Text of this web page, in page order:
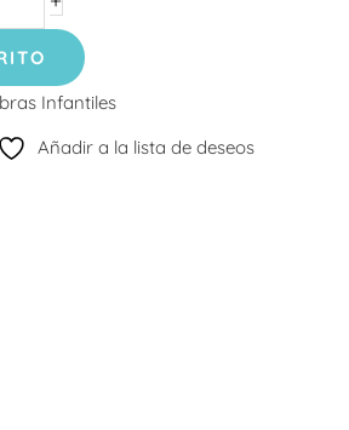
Infantiles
Añadir a la lista de deseos